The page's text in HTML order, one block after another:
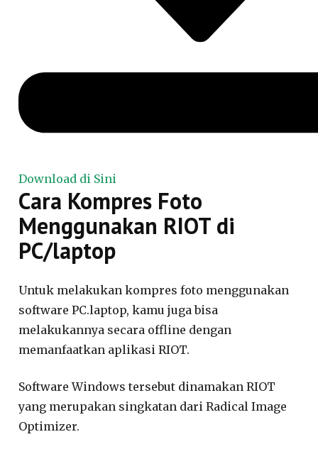
Download di Sini
Cara Kompres Foto
Menggunakan RIOT di
PC/laptop
Untuk melakukan kompres foto menggunakan
software PC.laptop, kamu juga bisa
melakukannya secara offline dengan
memanfaatkan aplikasi RIOT.
Software Windows tersebut dinamakan RIOT
yang merupakan singkatan dari Radical Image
Optimizer.